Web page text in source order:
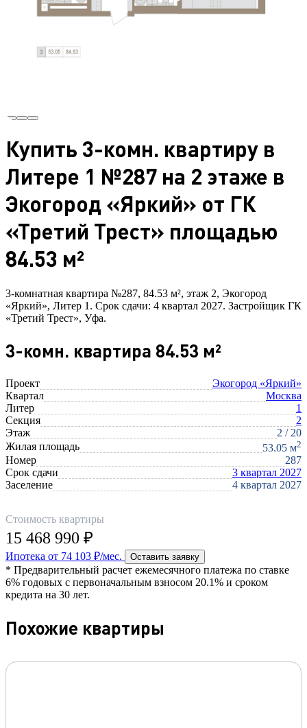
Купить 3-комн. квартиру в
Литере 1 №287 на 2 этаже в
Экогород «Яркий» от ГК
«Третий Трест» площадью
84.53 м²
3-комнатная квартира №287, 84.53 м², этаж 2, Экогород
«Яркий», Литер 1. Срок сдачи: 4 квартал 2027. Застройщик ГК
«Третий Трест», Уфа.
3-комн. квартира 84.53 м²
Проект
Экогород «Яркий»
Квартал
Москва
Литер
1
Секция
2
Этаж
2 / 20
Жилая площадь
53.05 м2
Номер
287
Срок сдачи
3 квартал 2027
Заселение
4 квартал 2027
Стоимость квартиры
15 468 990 ₽
Ипотека от 74 103 ₽/мес. Оставить заявку
* Предварительный расчет ежемесячного платежа по ставке
6% годовых с первоначальным взносом 20.1% и сроком
кредита на 30 лет.
Похожие квартиры